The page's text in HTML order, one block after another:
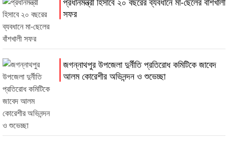
সফর
জগন্নাথপুর উপজেলা দুর্নীতি প্রতিরোধ কমিটিকে জাবেদ
আলম কোরেশীর অভিনন্দন ও শুভেচ্ছা